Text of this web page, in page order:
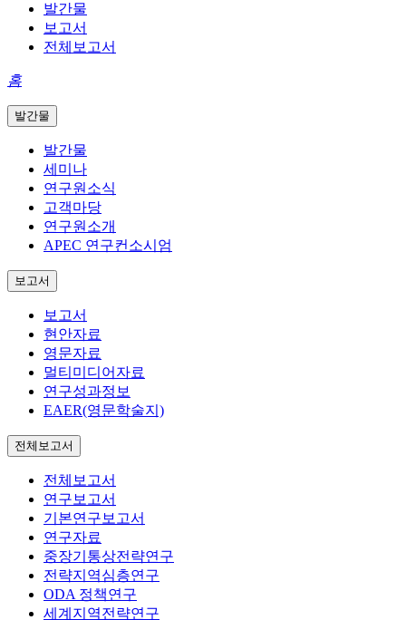
발간물
보고서
전체보고서
홈
발간물
발간물
세미나
연구원소식
고객마당
연구원소개
APEC 연구컨소시엄
보고서
보고서
현안자료
영문자료
멀티미디어자료
연구성과정보
EAER(영문학술지)
전체보고서
전체보고서
연구보고서
기본연구보고서
연구자료
중장기통상전략연구
전략지역심층연구
ODA 정책연구
세계지역전략연구